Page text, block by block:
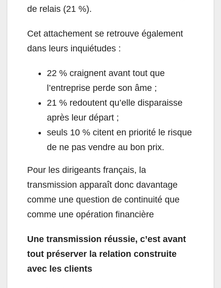
de relais (21 %).
Cet attachement se retrouve également
dans leurs inquiétudes :
22 % craignent avant tout que
l’entreprise perde son âme ;
21 % redoutent qu’elle disparaisse
après leur départ ;
seuls 10 % citent en priorité le risque
de ne pas vendre au bon prix.
Pour les dirigeants français, la
transmission apparaît donc davantage
comme une question de continuité que
comme une opération financière
Une transmission réussie, c’est avant
tout préserver la relation construite
avec les clients